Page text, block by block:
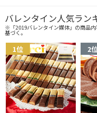
バレンタイン人気ラン
※「2019バレンタイン媒体」の商品
基づく。